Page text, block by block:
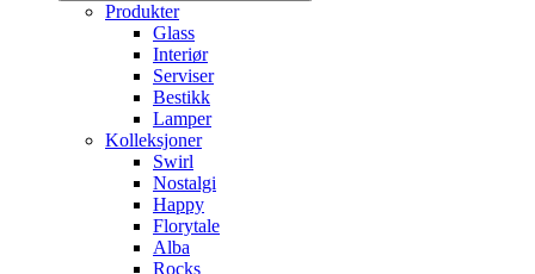
Produkter
Glass
Interiør
Serviser
Bestikk
Lamper
Kolleksjoner
Swirl
Nostalgi
Happy
Florytale
Alba
Rocks